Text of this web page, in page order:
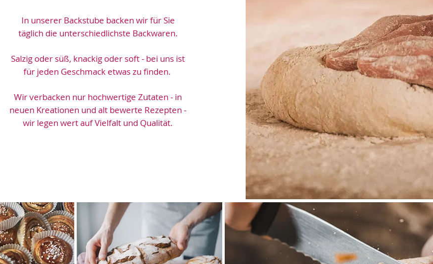
In unserer Backstube backen wir für Sie
täglich die unterschiedlichste Backwaren.
Salzig oder süß, knackig oder soft - bei uns ist
für jeden Geschmack etwas zu finden.
Wir verbacken nur hochwertige Zutaten - in
neuen Kreationen und alt bewerte Rezepten -
wir legen wert auf Vielfalt und Qualität.